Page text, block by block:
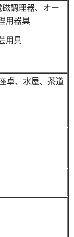
調理器、オー
用器具
用具
卓、水屋、茶道